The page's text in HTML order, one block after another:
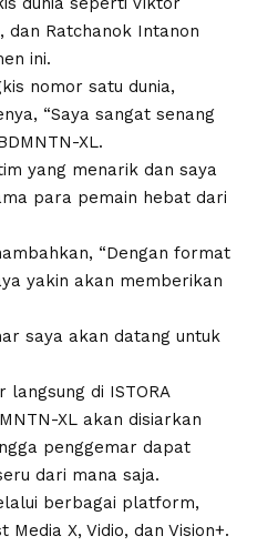
dan Ratchanok Intanon
ini.
nomor satu dunia,
“Saya sangat senang
XL.
yang menarik dan saya
para pemain hebat dari
“Dengan format
yakin akan memberikan
saya akan datang untuk
di ISTORA
XL akan disiarkan
penggemar dapat
dari mana saja.
berbagai platform,
X, Vidio, dan Vision+.